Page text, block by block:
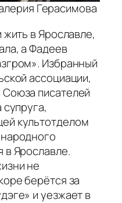
Герасимова
жить в Ярославле,
а Фадеев
Избранный
ассоциации,
писателей
культотделом
в Ярославле.
не
берётся за
и уезжает в